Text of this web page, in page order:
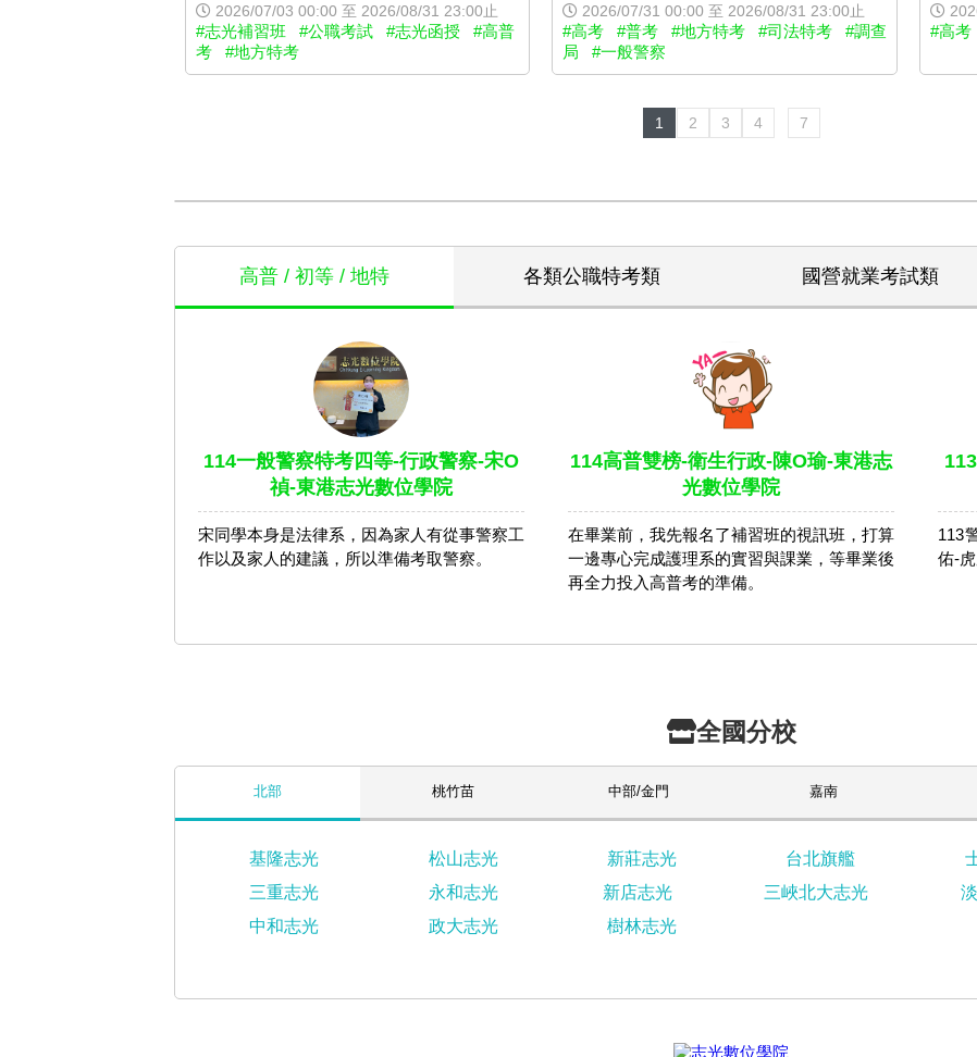
2026/07/03 00:00 至 2026/08/31 23:00止
#志光補習班 #公職考試 #志光函授
#高普
考
#地方特考
2026/07/31 00:00 至 2026/08/31 23:00止
#高考 #普考 #地方特考 #司法特考
#調查
局
#一般警察
#高考
1 2 3 4 7
高普 / 初等 / 地特 各類公職特考類 國營就業考試類
114一般警察特考四等-行政警察-宋O
禎-東港志光數位學院
宋同學本身是法律系，因為家人有從事警察工
作以及家人的建議，所以準備考取警察。
114高普雙榜-衛生行政-陳O瑜-東港志
光數位學院
在畢業前，我先報名了補習班的視訊班，打算
一邊專心完成護理系的實習與課業，等畢業後
再全力投入高普考的準備。
113
佑-
全國分校
北部 桃竹苗 中部/金門 嘉南
基隆志光 松山志光 新莊志光 台北旗艦
三重志光
永和志光 新店志光 三峽北大志光
中和志光
政大志光 樹林志光